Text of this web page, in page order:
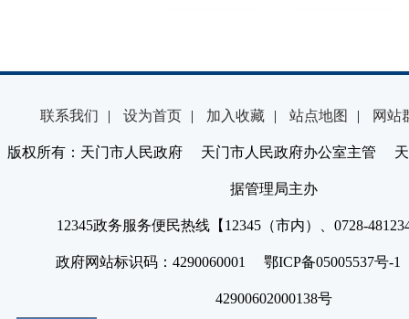
联系我们 | 设为首页 | 加入收藏 | 站点地图 | 网站
版权所有：天门市人民政府 天门市人民政府办公室主管 天
据管理局主办
12345政务服务便民热线【12345（市内）、0728-
政府网站标识码：4290060001 鄂ICP备05005537号
42900602000138号